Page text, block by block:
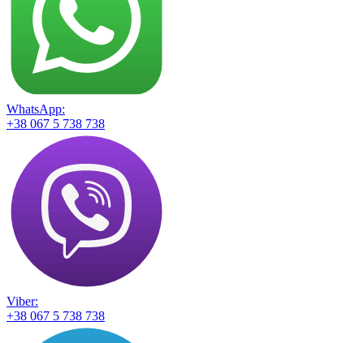
WhatsApp:
+38 067 5 738 738
Viber:
+38 067 5 738 738